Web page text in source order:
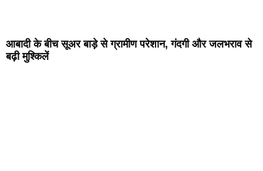
आबादी के बीच सूअर बाड़े से ग्रामीण परेशान, गंदगी और जलभराव से
बढ़ी मुश्किलें